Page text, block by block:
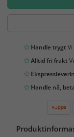
Handle trygt
Alltid fri frakt
Handle nå,